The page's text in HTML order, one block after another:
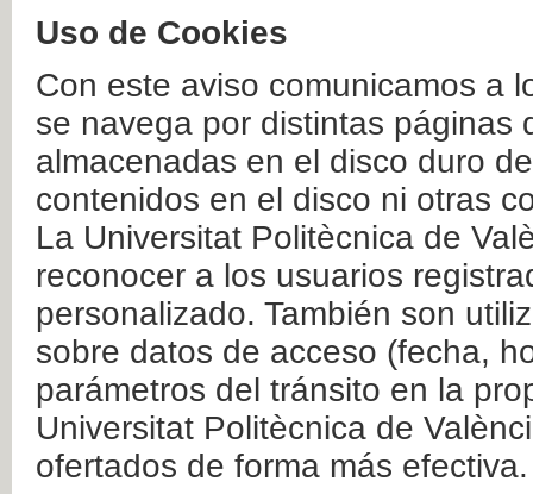
Uso de Cookies
Con este aviso comunicamos a
se navega por distintas páginas
almacenadas en el disco duro
contenidos en el disco ni otras
La Universitat Politècnica de
reconocer a los usuarios
personalizado. También son
sobre datos de acceso (fecha,
parámetros del tránsito en la
Universitat Politècnica de
ofertados de forma más efectiva.